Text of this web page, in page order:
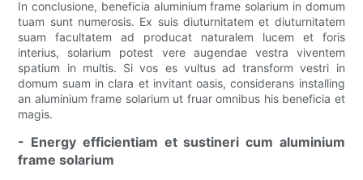
In conclusione, beneficia aluminium frame solarium in domum
tuam sunt numerosis. Ex suis diuturnitatem et diuturnitatem
suam facultatem ad producat naturalem lucem et foris
interius, solarium potest vere augendae vestra viventem
spatium in multis. Si vos es vultus ad transform vestri in
domum suam in clara et invitant oasis, considerans installing
an aluminium frame solarium ut fruar omnibus his beneficia et
magis.
- Energy efficientiam et sustineri cum aluminium
frame solarium